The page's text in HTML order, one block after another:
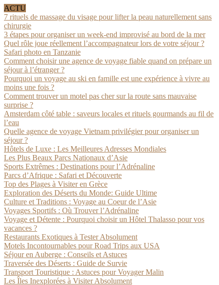
ACTU
7 rituels de massage du visage pour lifter la peau naturellement sans
chirurgie
3 étapes pour organiser un week-end improvisé au bord de la mer
Quel rôle joue réellement l’accompagnateur lors de votre séjour ?
Safari photo en Tanzanie
Comment choisir une agence de voyage fiable quand on prépare un
séjour à l’étranger ?
Pourquoi un voyage au ski en famille est une expérience à vivre au
moins une fois ?
Comment trouver un motel pas cher sur la route sans mauvaise
surprise ?
Amsterdam côté table : saveurs locales et rituels gourmands au fil de
l’eau
Quelle agence de voyage Vietnam privilégier pour organiser un
séjour ?
Hôtels de Luxe : Les Meilleures Adresses Mondiales
Les Plus Beaux Parcs Nationaux d’Asie
Sports Extrêmes : Destinations pour l’Adrénaline
Parcs d’Afrique : Safari et Découverte
Top des Plages à Visiter en Grèce
Exploration des Déserts du Monde: Guide Ultime
Culture et Traditions : Voyage au Coeur de l’Asie
Voyages Sportifs : Où Trouver l’Adrénaline
Voyage et Détente : Pourquoi choisir un Hôtel Thalasso pour vos
vacances ?
Restaurants Exotiques à Tester Absolument
Motels Incontournables pour Road Trips aux USA
Séjour en Auberge : Conseils et Astuces
Traversée des Déserts : Guide de Survie
Transport Touristique : Astuces pour Voyager Malin
Les Îles Inexplorées à Visiter Absolument